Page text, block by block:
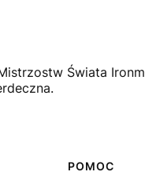
Świata
POMOC